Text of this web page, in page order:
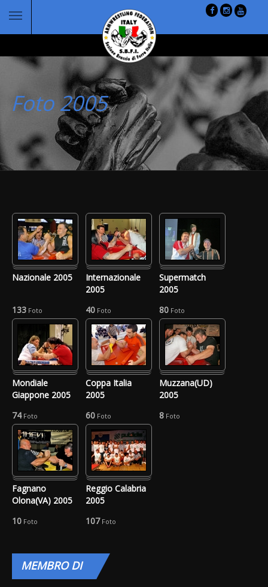
Foto 2005
Nazionale 2005
133 Foto
Internazionale
2005
40 Foto
Supermatch
2005
80 Foto
Mondiale
Giappone 2005
74Foto
Coppa Italia
2005
60 Foto
Muzzana(UD)
2005
8 Foto
Fagnano
Olona(VA) 2005
10 Foto
Reggio Calabria
2005
107Foto
MEMBRODI